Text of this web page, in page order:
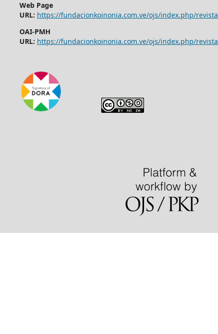
Web Page
URL: https://fundacionkoinonia.com.ve/ojs/index.php/
OAI-PMH
URL: https://fundacionkoinonia.com.ve/ojs/index.php/